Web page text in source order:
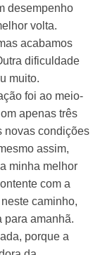
desempenho
volta.
acabamos
dificuldade
muito.
foi ao meio-
apenas três
novas condições
assim,
minha melhor
com a
caminho,
para amanhã.
porque a